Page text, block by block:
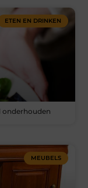
ETEN EN DRINKEN
onderhouden
MEUBELS